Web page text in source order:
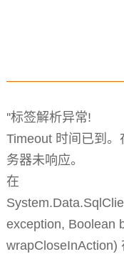
''标签解析异常!
Timeout 时间已到
务器未响应。
在
exception, Boolean
wrapCloseInAction)